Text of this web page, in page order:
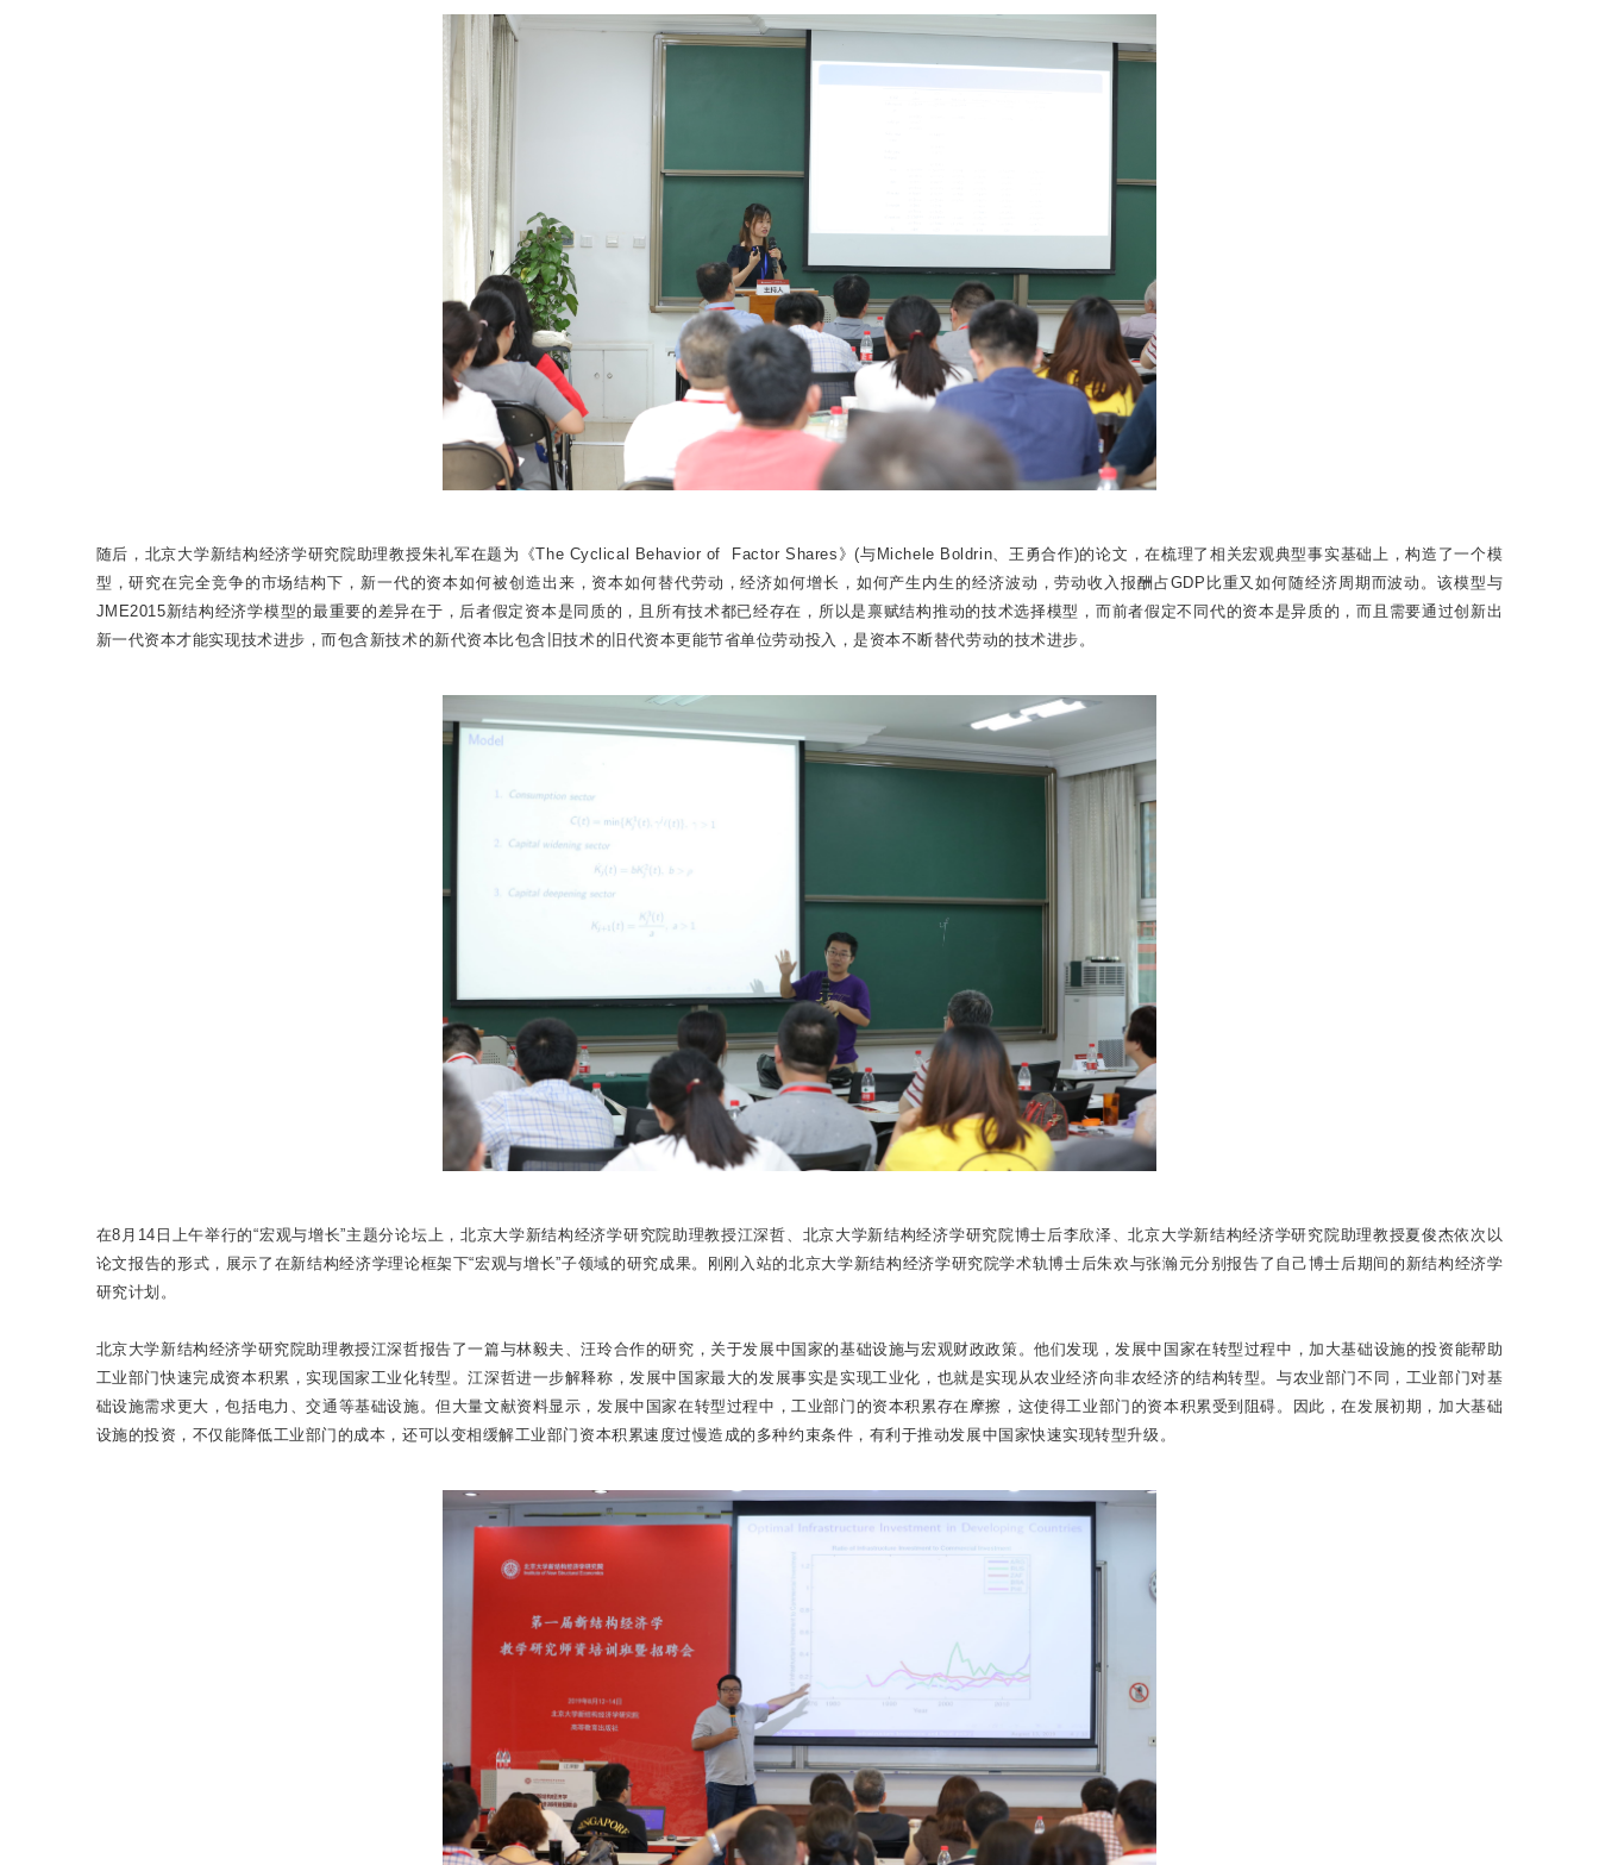
随后，北京大学新结构经济学研究院助理教授朱礼军在题为《The Cyclical Behavior of Factor Shares》(与Michele Boldrin、王勇合作)的论文，在梳理了相关宏观典型事实基础上，构造了一个模
型，研究在完全竞争的市场结构下，新一代的资本如何被创造出来，资本如何替代劳动，经济如何增长，如何产生内生的经济波动，劳动收入报酬占GDP比重又如何随经济周期而波动。该模型与
JME2015新结构经济学模型的最重要的差异在于，后者假定资本是同质的，且所有技术都已经存在，所以是禀赋结构推动的技术选择模型，而前者假定不同代的资本是异质的，而且需要通过创新出
新一代资本才能实现技术进步，而包含新技术的新代资本比包含旧技术的旧代资本更能节省单位劳动投入，是资本不断替代劳动的技术进步。
在8月14日上午举行的“宏观与增长”主题分论坛上，北京大学新结构经济学研究院助理教授江深哲、北京大学新结构经济学研究院博士后李欣泽、北京大学新结构经济学研究院助理教授夏俊杰依次以
论文报告的形式，展示了在新结构经济学理论框架下“宏观与增长”子领域的研究成果。刚刚入站的北京大学新结构经济学研究院学术轨博士后朱欢与张瀚元分别报告了自己博士后期间的新结构经济学
研究计划。
北京大学新结构经济学研究院助理教授江深哲报告了一篇与林毅夫、汪玲合作的研究，关于发展中国家的基础设施与宏观财政政策。他们发现，发展中国家在转型过程中，加大基础设施的投资能帮助
工业部门快速完成资本积累，实现国家工业化转型。江深哲进一步解释称，发展中国家最大的发展事实是实现工业化，也就是实现从农业经济向非农经济的结构转型。与农业部门不同，工业部门对基
础设施需求更大，包括电力、交通等基础设施。但大量文献资料显示，发展中国家在转型过程中，工业部门的资本积累存在摩擦，这使得工业部门的资本积累受到阻碍。因此，在发展初期，加大基础
设施的投资，不仅能降低工业部门的成本，还可以变相缓解工业部门资本积累速度过慢造成的多种约束条件，有利于推动发展中国家快速实现转型升级。